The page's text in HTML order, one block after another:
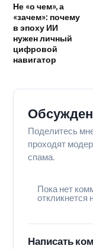
Не «о чем», а
«зачем»: почему
в эпоху ИИ
нужен личный
цифровой
навигатор
Поделитесь
проходят
спама.
Пока нет
откликнется
Написать